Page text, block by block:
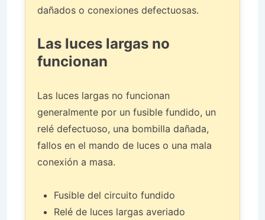
dañados o conexiones defectuosas.
Las luces largas no
funcionan
Las luces largas no funcionan
generalmente por un fusible fundido, un
relé defectuoso, una bombilla dañada,
fallos en el mando de luces o una mala
conexión a masa.
Fusible del circuito fundido
Relé de luces largas averiado